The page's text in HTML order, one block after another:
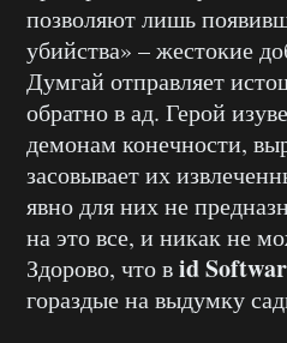
позволяют лишь
убийства» – жестокие
Думгай отправляет
обратно в ад. Герой
демонам конечности,
засовывает их
явно для них не
на это все, и никак не
Здорово, что вid
гораздые на выдумку